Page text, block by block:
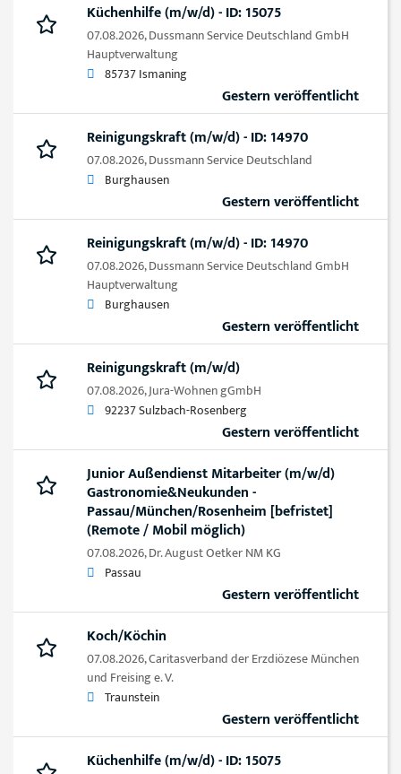
Küchenhilfe (m/w/d) - ID: 15075
07.08.2026,Dussmann Service Deutschland GmbH
Hauptverwaltung
85737 Ismaning
Gestern veröffentlicht
Reinigungskraft (m/w/d) - ID: 14970
07.08.2026,Dussmann Service Deutschland
Burghausen
Gestern veröffentlicht
Reinigungskraft (m/w/d) - ID: 14970
07.08.2026,Dussmann Service Deutschland GmbH
Hauptverwaltung
Burghausen
Gestern veröffentlicht
Reinigungskraft (m/w/d)
07.08.2026,Jura-Wohnen gGmbH
92237 Sulzbach-Rosenberg
Gestern veröffentlicht
Junior Außendienst Mitarbeiter (m/w/d)
Gastronomie&Neukunden -
Passau/München/Rosenheim [befristet]
(Remote / Mobil möglich)
07.08.2026,Dr. August Oetker NM KG
Passau
Gestern veröffentlicht
Koch/Köchin
07.08.2026,Caritasverband der Erzdiözese München
und Freising e. V.
Traunstein
Gestern veröffentlicht
Küchenhilfe (m/w/d) - ID: 15075